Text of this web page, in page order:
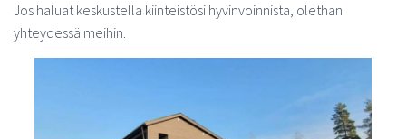
Jos haluat keskustella kiinteistösi hyvinvoinnista, olethan
yhteydessä meihin.